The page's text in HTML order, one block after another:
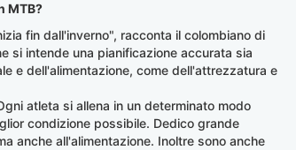
MTB?
fin dall'inverno", racconta il colombiano di
si intende una pianificazione accurata sia
e dell'alimentazione, come dell'attrezzatura e
atleta si allena in un determinato modo
condizione possibile. Dedico grande
anche all'alimentazione. Inoltre sono anche